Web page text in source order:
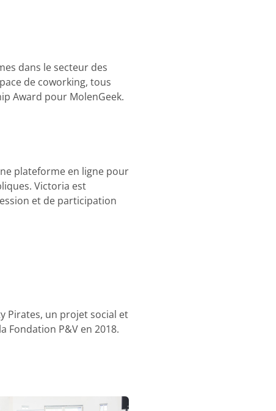
dans le secteur des
de coworking, tous
Award pour MolenGeek.
plateforme en ligne pour
Victoria est
et de participation
Pirates, un projet social et
Fondation P&V en 2018.